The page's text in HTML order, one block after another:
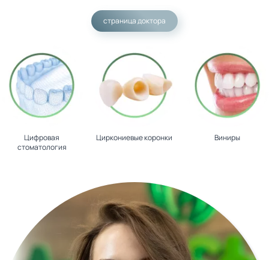
страница доктора
Цифровая
стоматология
Циркониевые коронки Виниры